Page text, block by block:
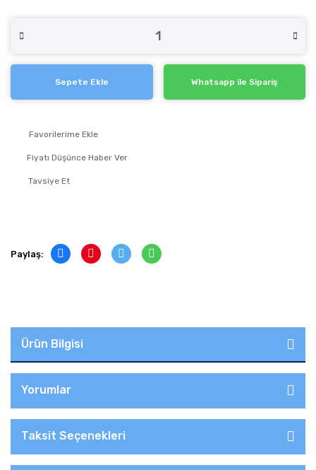
Sepete Ekle Whatsapp ile Sipariş
Fiyatı Düşünce Haber Ver
Tavsiye Et
Paylaş:
Ürün Bilgisi
Yorumlar
Taksit Seçenekleri